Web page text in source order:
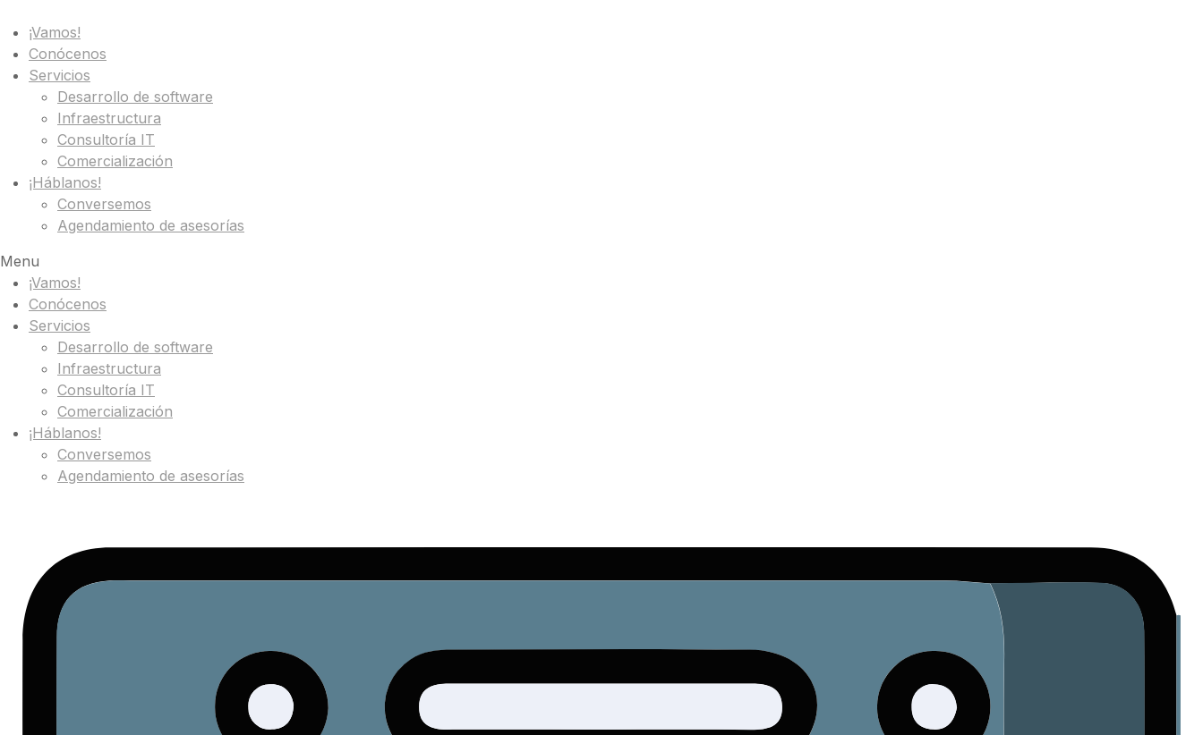
¡Vamos!
Conócenos
Servicios
Desarrollo de software
Infraestructura
Consultoría IT
Comercialización
¡Háblanos!
Conversemos
Agendamiento de asesorías
Menu
¡Vamos!
Conócenos
Servicios
Desarrollo de software
Infraestructura
Consultoría IT
Comercialización
¡Háblanos!
Conversemos
Agendamiento de asesorías